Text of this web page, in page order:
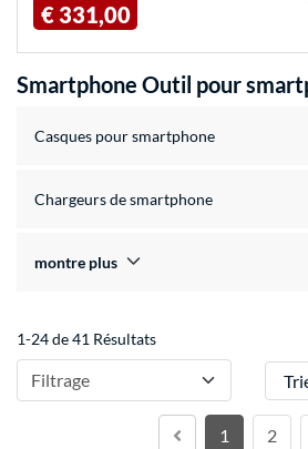
€ 331,00
Smartphone Outil pour
Casques pour smartphone
Chargeurs de smartphone
montre plus
1-24 de 41 Résultats
Filtrage Trier
1 2